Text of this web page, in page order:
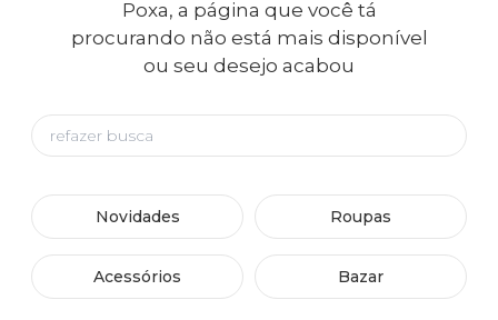
Poxa, a página que você tá
procurando não está mais disponível
ou seu desejo acabou
Novidades Roupas
Acessórios Bazar